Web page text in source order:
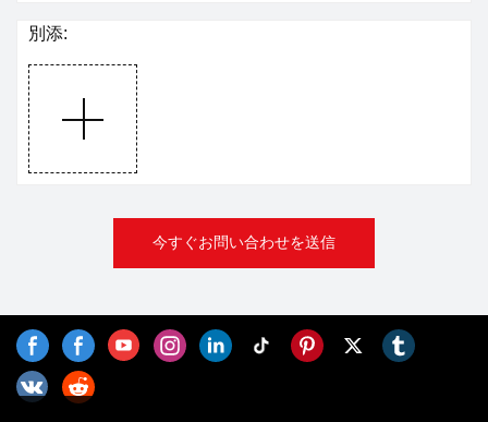
別添:
今すぐお問い合わせを送信